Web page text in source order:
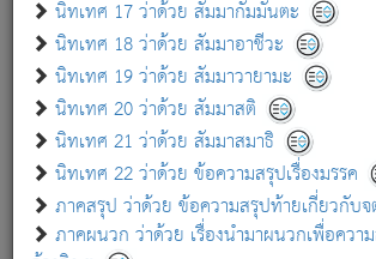
นิทเทศ 17 ว่าด้วย สัมมากัมมันตะ
นิทเทศ 18 ว่าด้วย สัมมาอาชีวะ
นิทเทศ 19 ว่าด้วย สัมมาวายามะ
นิทเทศ 20 ว่าด้วย สัมมาสติ
นิทเทศ 21 ว่าด้วย สัมมาสมาธิ
นิทเทศ 22 ว่าด้วย ข้อความสรุปเรื่องมรรค
ภาคสรุป ว่าด้วย ข้อความสรุปท้ายเกี่ยวกับจ
ภาคผนวก ว่าด้วย เรื่องนำมาผนวกเพื่อควา
หนังสือที่เกี่ยวข้อง